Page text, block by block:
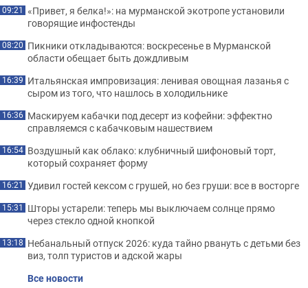
09:21 «Привет, я белка!»: на мурманской экотропе установили
говорящие инфостенды
08:20 Пикники откладываются: воскресенье в Мурманской
области обещает быть дождливым
16:39 Итальянская импровизация: ленивая овощная лазанья с
сыром из того, что нашлось в холодильнике
16:36 Маскируем кабачки под десерт из кофейни: эффектно
справляемся с кабачковым нашествием
16:54 Воздушный как облако: клубничный шифоновый торт,
который сохраняет форму
16:21 Удивил гостей кексом с грушей, но без груши: все в восторге
15:31 Шторы устарели: теперь мы выключаем солнце прямо
через стекло одной кнопкой
13:18 Небанальный отпуск 2026: куда тайно рвануть с детьми без
виз, толп туристов и адской жары
Все новости